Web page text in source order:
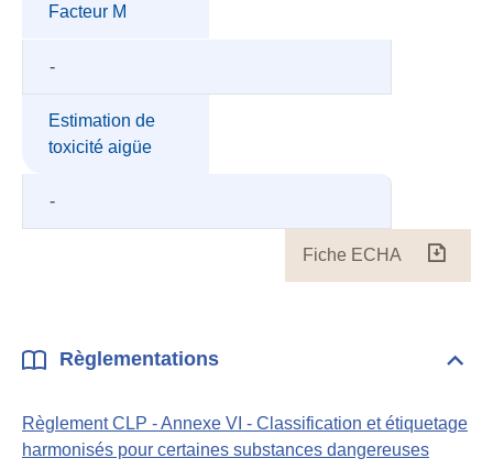
Facteur M
-
Estimation de
toxicité aigüe
-
Fiche ECHA
Règlementations
Règlement CLP - Annexe VI - Classification et étiquetage
harmonisés pour certaines substances dangereuses